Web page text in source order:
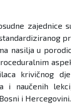
zajednice
nasilja u
krivičnog
i naučenih
i Hercegovini.